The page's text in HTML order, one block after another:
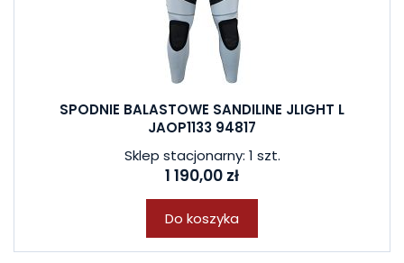
SPODNIE BALASTOWE SANDILINE JLIGHT L
JAOP1133 94817
Sklep stacjonarny: 1 szt.
1 190,00 zł
Do koszyka